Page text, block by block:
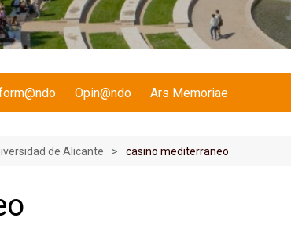
Opin@ndo Ars Memoriae
de Alicante casino mediterraneo